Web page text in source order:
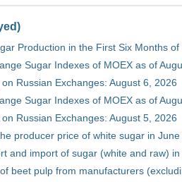
Production in the First Six Months of
Sugar Indexes of MOEX as of
Russian Exchanges: August 6, 2026
Sugar Indexes of MOEX as of
Russian Exchanges: August 5, 2026
producer price of white sugar in
and import of sugar (white and raw)
beet pulp from manufacturers